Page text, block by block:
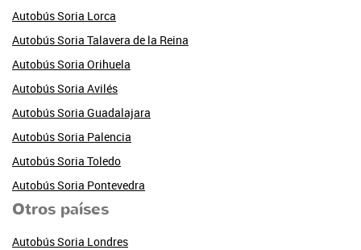
Autobús Soria Lorca
Autobús Soria Talavera de la Reina
Autobús Soria Orihuela
Autobús Soria Avilés
Autobús Soria Guadalajara
Autobús Soria Palencia
Autobús Soria Toledo
Autobús Soria Pontevedra
Otros países
Autobús Soria Londres